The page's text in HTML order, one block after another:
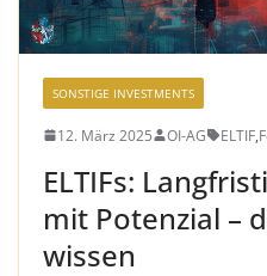
SONSTIGE INVESTMENTS
12. März 2025 OI-AG ELTIF,
ELTIFs:
mit Potenzial –
wissen